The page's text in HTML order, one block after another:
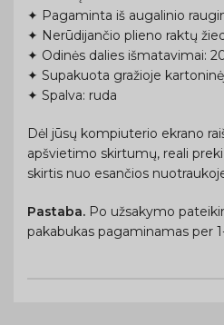
✦ Pagaminta iš augalinio
✦ Nerūdijančio plieno raktų
✦ Odinės dalies išmatavimai:
✦ Supakuota gražioje
✦ Spalva: ruda
Dėl jūsų kompiuterio ekrano
apšvietimo skirtumų, reali
skirtis nuo esančios
Pastaba. Po užsakymo
pakabukas pagaminamas per